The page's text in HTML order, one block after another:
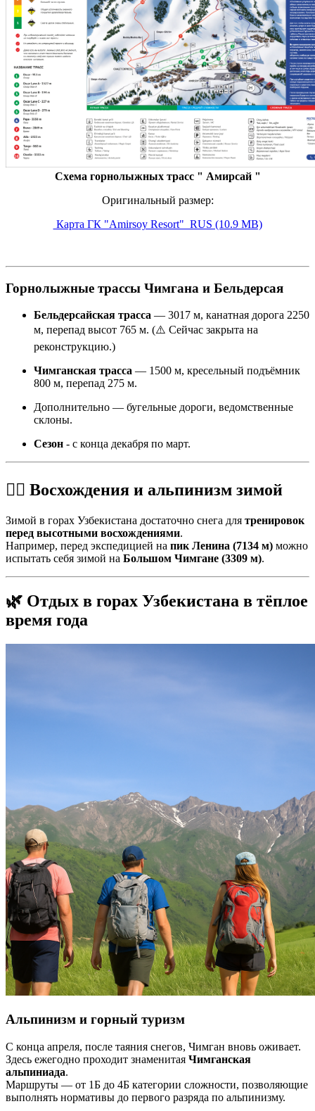
Схема горнолыжных трасс " Амирсай "
Оригинальный размер:
Карта ГК "Amirsoy Resort"_RUS (10.9 MB)
Горнолыжные трассы Чимгана и Бельдерсая
Бельдерсайская трасса — 3017 м, канатная дорога 2250
м, перепад высот 765 м. (⚠️ Сейчас закрыта на
реконструкцию.)
Чимганская трасса — 1500 м, кресельный подъёмник
800 м, перепад 275 м.
Дополнительно — бугельные дороги, ведомственные
склоны.
Cезон - с конца декабря по март.
🧗‍♂️ Восхождения и альпинизм зимой
Зимой в горах Узбекистана достаточно снега для тренировок
перед высотными восхождениями.
Например, перед экспедицией на пик Ленина (7134 м) можно
испытать себя зимой на Большом Чимгане (3309 м).
🌿 Отдых в горах Узбекистана в тёплое
время года
Альпинизм и горный туризм
С конца апреля, после таяния снегов, Чимган вновь оживает.
Здесь ежегодно проходит знаменитая Чимганская
альпиниада.
Маршруты — от 1Б до 4Б категории сложности, позволяющие
выполнять нормативы до первого разряда по альпинизму.